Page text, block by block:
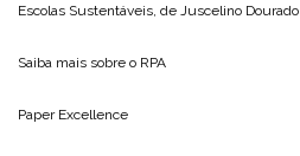
Escolas Sustentáveis, de Juscelino Dourado
Saiba mais sobre o RPA
Paper Excellence